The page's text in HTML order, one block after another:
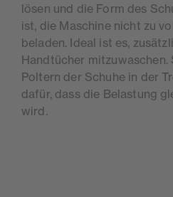
lösen und die Form des
ist, die Maschine nicht zu
beladen. Ideal ist es,
Handtücher
Poltern der Schuhe in der
dafür, dass die Belastung
wird.